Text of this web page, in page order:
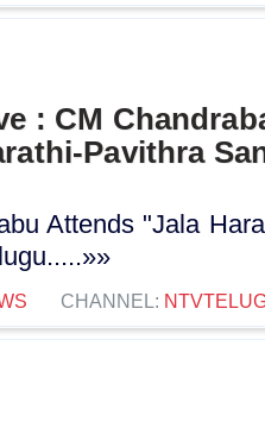
: CM
Pavithra
Attends "Jala
CHANNEL: